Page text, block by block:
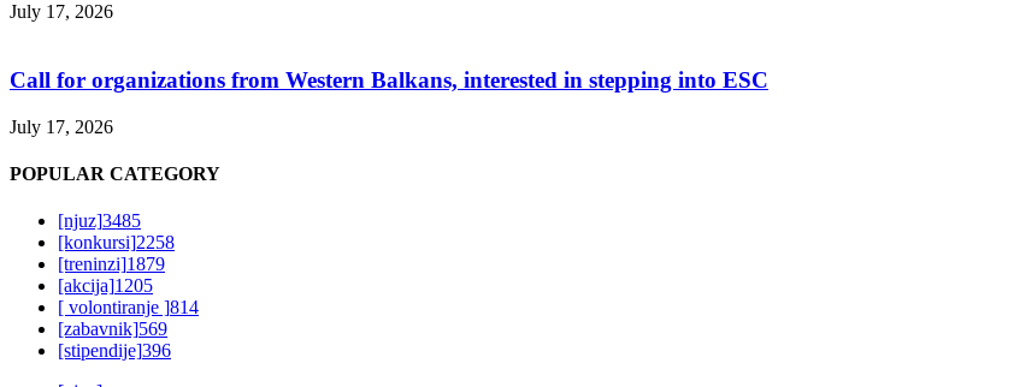
July 17, 2026
Call for organizations from Western Balkans, interested in stepping into ESC
July 17, 2026
POPULAR CATEGORY
[njuz]3485
[konkursi]2258
[treninzi]1879
[akcija]1205
[ volontiranje ]814
[zabavnik]569
[stipendije]396